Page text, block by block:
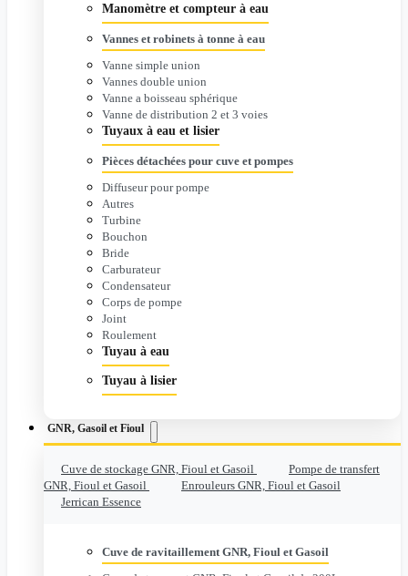
Manomètre et compteur à eau
Vannes et robinets à tonne à eau
Vanne simple union
Vannes double union
Vanne a boisseau sphérique
Vanne de distribution 2 et 3 voies
Tuyaux à eau et lisier
Pièces détachées pour cuve et pompes
Diffuseur pour pompe
Autres
Turbine
Bouchon
Bride
Carburateur
Condensateur
Corps de pompe
Joint
Roulement
Tuyau à eau
Tuyau à lisier
GNR, Gasoil et Fioul
Cuve de stockage GNR, Fioul et Gasoil
Pompe de transfert
GNR, Fioul et Gasoil
Enrouleurs GNR, Fioul et Gasoil
Jerrican Essence
Cuve de ravitaillement GNR, Fioul et Gasoil